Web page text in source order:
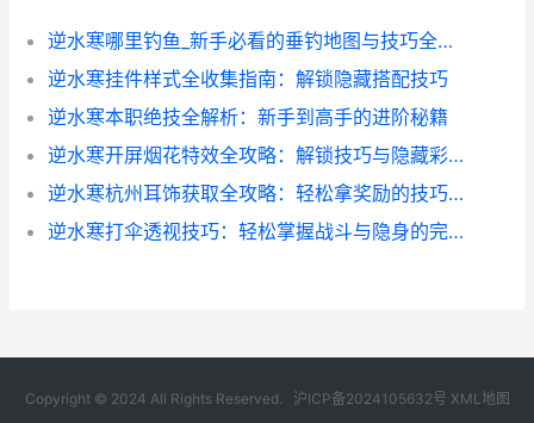
逆水寒哪里钓鱼_新手必看的垂钓地图与技巧全解析
逆水寒挂件样式全收集指南：解锁隐藏搭配技巧
逆水寒本职绝技全解析：新手到高手的进阶秘籍
逆水寒开屏烟花特效全攻略：解锁技巧与隐藏彩蛋
逆水寒杭州耳饰获取全攻略：轻松拿奖励的技巧分享
逆水寒打伞透视技巧：轻松掌握战斗与隐身的完美平衡
Copyright © 2024 All Rights Reserved. 沪ICP备2024105632号 XML地图